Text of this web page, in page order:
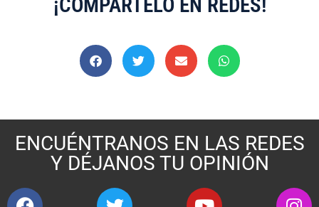
¡COMPÁRTELO EN REDES!
ENCUÉNTRANOS EN LAS REDES
Y DÉJANOS TU OPINIÓN